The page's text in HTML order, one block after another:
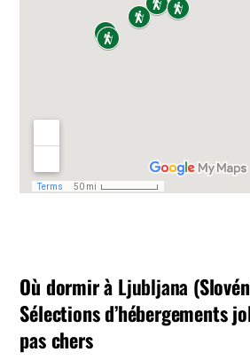
Où dormir à Ljubljana
Sélections d’hébergements
pas chers